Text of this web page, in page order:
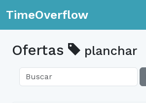
TimeOverflow
Ofertas planchar